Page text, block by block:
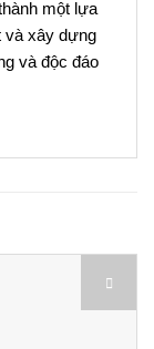
một lựa
và xây dựng
và độc đáo